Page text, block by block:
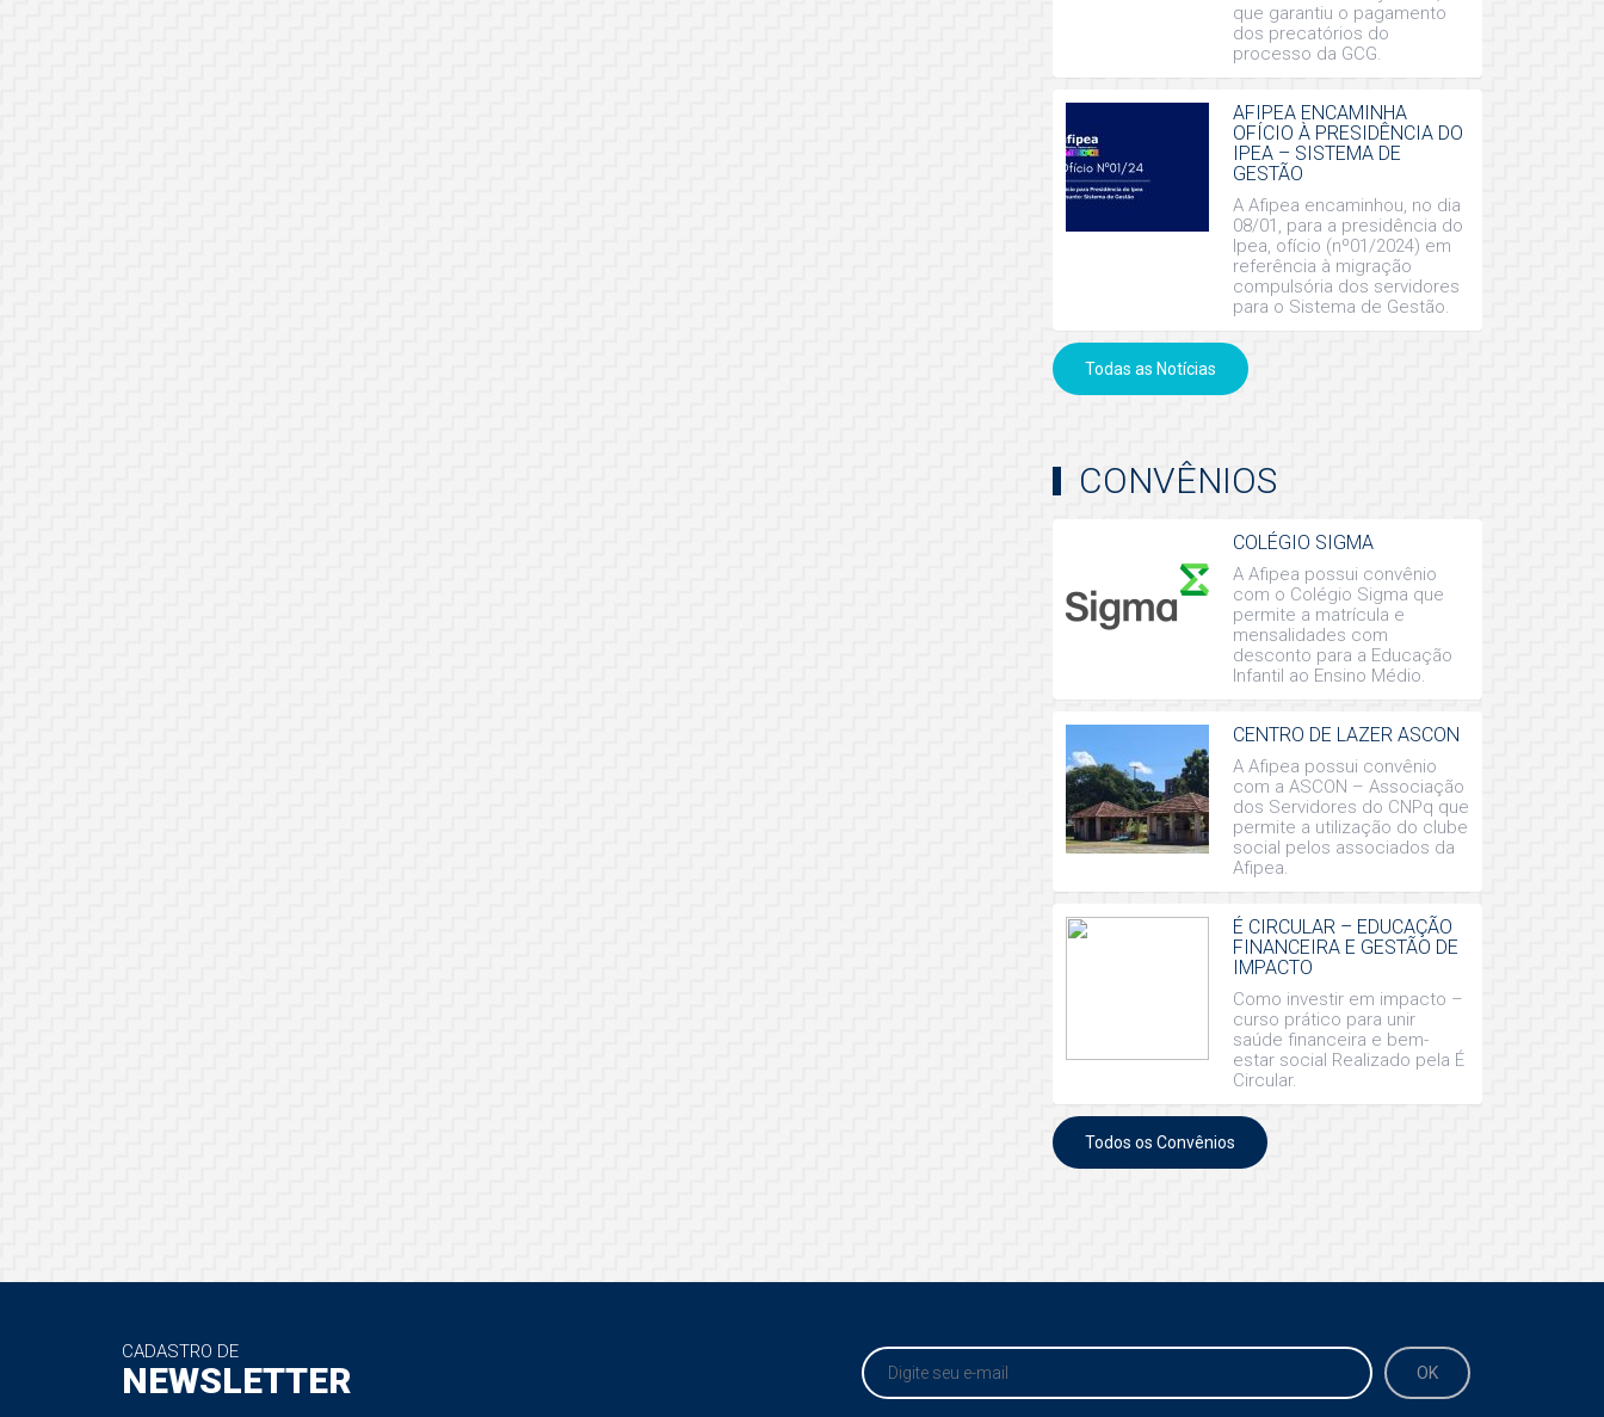
que garantiu o pagamento
dos precatórios do
processo da GCG.
AFIPEA ENCAMINHA
OFÍCIO À PRESIDÊNCIA DO
IPEA – SISTEMA DE
GESTÃO
A Afipea encaminhou, no dia
08/01, para a presidência do
Ipea, ofício (nº01/2024) em
referência à migração
compulsória dos servidores
para o Sistema de Gestão.
Todas as Notícias
CONVÊNIOS
COLÉGIO SIGMA
A Afipea possui convênio
com o Colégio Sigma que
permite a matrícula e
mensalidades com
desconto para a Educação
Infantil ao Ensino Médio.
CENTRO DE LAZER ASCON
A Afipea possui convênio
com a ASCON – Associação
dos Servidores do CNPq que
permite a utilização do clube
social pelos associados da
Afipea.
É CIRCULAR – EDUCAÇÃO
FINANCEIRA E GESTÃO DE
IMPACTO
Como investir em impacto –
curso prático para unir
saúde financeira e bem-
estar social Realizado pela É
Circular.
Todos os Convênios
CADASTRO DE
NEWSLETTER